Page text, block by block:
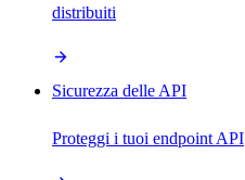
distribuiti
Sicurezza delle API
Proteggi i tuoi endpoint API